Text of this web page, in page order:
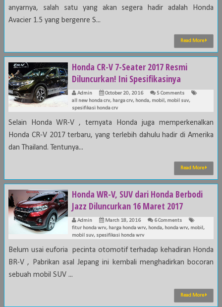
anyarnya, salah satu yang akan segera hadir adalah Honda
Avacier 1.5 yang bergenre S...
Read More
Honda CR-V 7-Seater 2017 Resmi
Diluncurkan! Ini Spesifikasinya
Admin October 20, 2016
5 Comments
all new honda crv, harga crv, honda, mobil , mobil suv,
spesifikasi honda crv
Selain Honda WR-V , ternyata Honda juga memperkenalkan
Honda CR-V 2017 terbaru, yang terlebih dahulu hadir di Amerika
dan Thailand. Tentunya...
Read More
Honda WR-V, SUV dari Honda Berbodi
Jazz Diluncurkan 16 Maret 2017
Admin March 18, 2016
6 Comments
fitur honda wrv, harga honda wrv, honda, honda wrv, mobil ,
mobil suv, spesifikasi honda wrv
Belum usai euforia pecinta otomotif terhadap kehadiran Honda
BR-V , Pabrikan asal Jepang ini kembali menghadirkan bocoran
sebuah mobil SUV ...
Read More